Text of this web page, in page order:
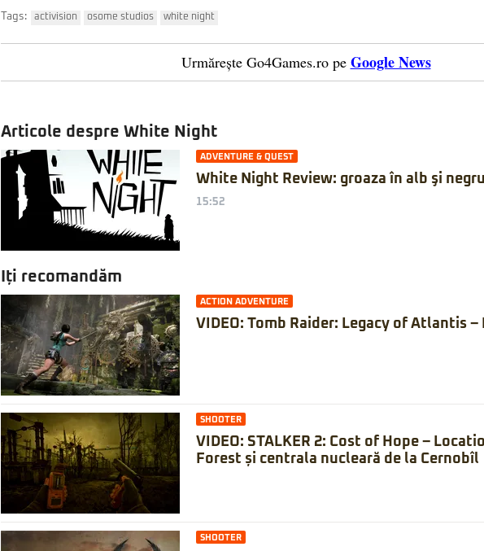
Tags: activision osome studios white night
Urmărește Go4Games.ro pe Google News
Articole despre White Night
ADVENTURE & QUEST
White Night Review: groaza în alb şi negru
15:52
Iți recomandăm
ACTION ADVENTURE
VIDEO: Tomb Raider: Legacy of Atlantis –
SHOOTER
VIDEO: STALKER 2: Cost of Hope –
Forest și centrala nucleară de la Cernobîl
SHOOTER